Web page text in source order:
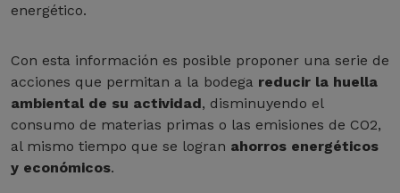
energético.
Con esta información es posible proponer una serie de
acciones que permitan a la bodega reducir la huella
ambiental de su actividad, disminuyendo el
consumo de materias primas o las emisiones de CO2,
al mismo tiempo que se logran ahorros energéticos
y económicos.